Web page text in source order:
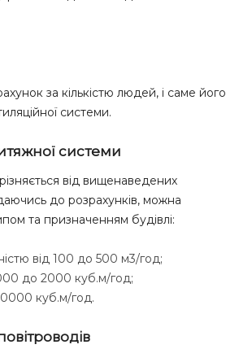
за кількістю людей, і саме його
системи.
системи
від вищенаведених
до розрахунків, можна
та призначенням будівлі:
від 100 до 500 м3/год;
до 2000 куб.м/год;
куб.м/год.